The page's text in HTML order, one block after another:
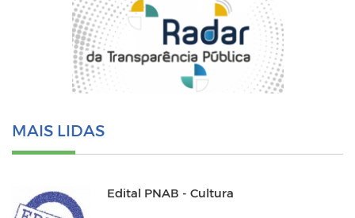
MAIS LIDAS
Edital PNAB - Cultura